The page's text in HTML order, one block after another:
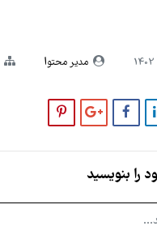
مدیر محتوا
را بنویسید